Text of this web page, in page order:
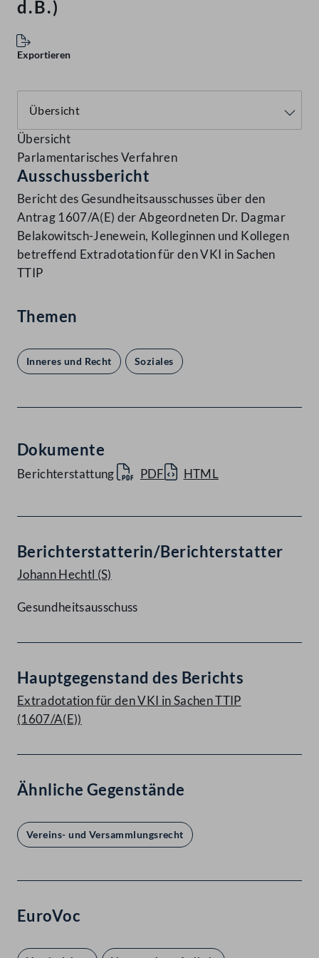
d.B.)
Exportieren
Übersicht
Parlamentarisches Verfahren
Ausschussbericht
Bericht des Gesundheitsausschusses über den
Antrag 1607/A(E) der Abgeordneten Dr. Dagmar
Belakowitsch-Jenewein, Kolleginnen und Kollegen
betreffend Extradotation für den VKI in Sachen
TTIP
Themen
Inneres und Recht Soziales
Dokumente
Berichterstattung PDF HTML
Berichterstatterin/Berichterstatter
Johann Hechtl (S)
Gesundheitsausschuss
Hauptgegenstand des Berichts
Extradotation für den VKI in Sachen TTIP
(1607/A(E))
Ähnliche Gegenstände
Vereins- und Versammlungsrecht
EuroVoc